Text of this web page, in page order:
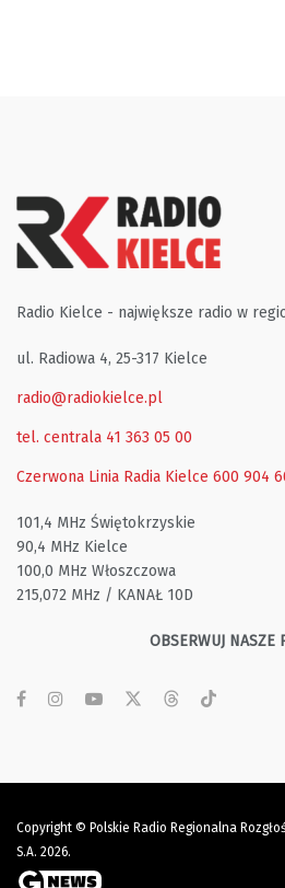
Radio Kielce - największe radio w
ul. Radiowa 4, 25-317 Kielce
radio@radiokielce.pl
tel. centrala 41 363 05 00
Czerwona Linia Radia Kielce 600 904
101,4 MHz Świętokrzyskie
90,4 MHz Kielce
100,0 MHz Włoszczowa
215,072 MHz / KANAŁ 10D
OBSERWUJ NASZE
Copyright © Polskie Radio Regionalna
S.A. 2026.